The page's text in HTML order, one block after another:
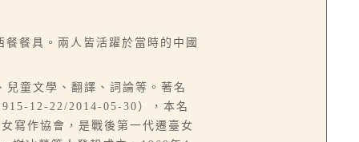
餐具。兩人皆活躍於當時的中國
童文學、翻譯、詞論等。著名
12-22/2014-05-30），本名
寫作協會，是戰後第一代遷臺女